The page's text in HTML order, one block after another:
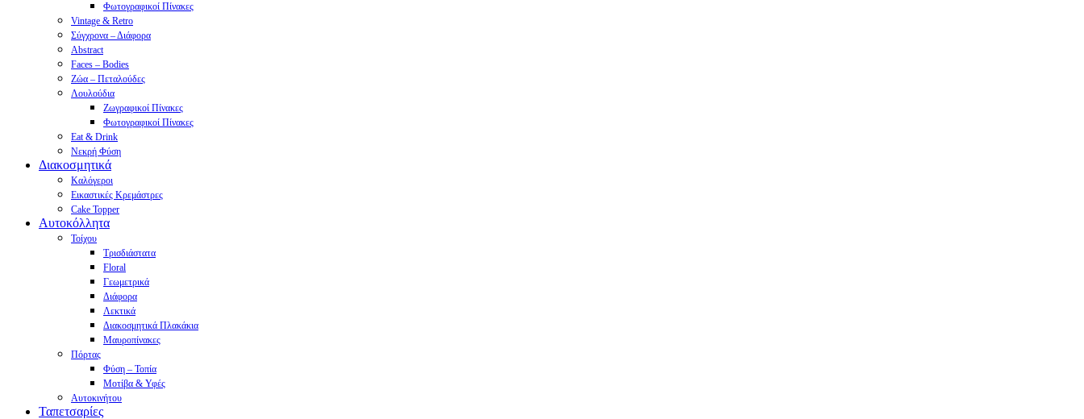
Φωτογραφικοί Πίνακες
Vintage & Retro
Σύγχρονα – Διάφορα
Abstract
Faces – Bodies
Ζώα – Πεταλούδες
Λουλούδια
Ζωγραφικοί Πίνακες
Φωτογραφικοί Πίνακες
Eat & Drink
Νεκρή Φύση
Διακοσμητικά
Καλόγεροι
Εικαστικές Κρεμάστρες
Cake Topper
Αυτοκόλλητα
Τοίχου
Τρισδιάστατα
Floral
Γεωμετρικά
Διάφορα
Λεκτικά
Διακοσμητικά Πλακάκια
Μαυροπίνακες
Πόρτας
Φύση – Τοπία
Μοτίβα & Υφές
Αυτοκινήτου
Ταπετσαρίες